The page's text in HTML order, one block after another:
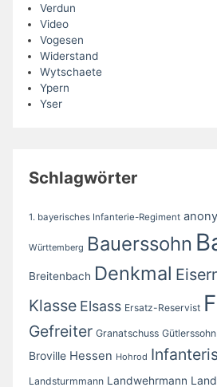
Verdun
Video
Vogesen
Widerstand
Wytschaete
Ypern
Yser
Schlagwörter
1. bayerisches Infanterie-Regiment
Württemberg Bauerssohn
Breitenbach Denkmal
Klasse Elsass Ersatz-Reservist
Gefreiter Granatschuss Gütlerssohn
Broville Hessen Hohrod
Landsturmmann Landwehrmann